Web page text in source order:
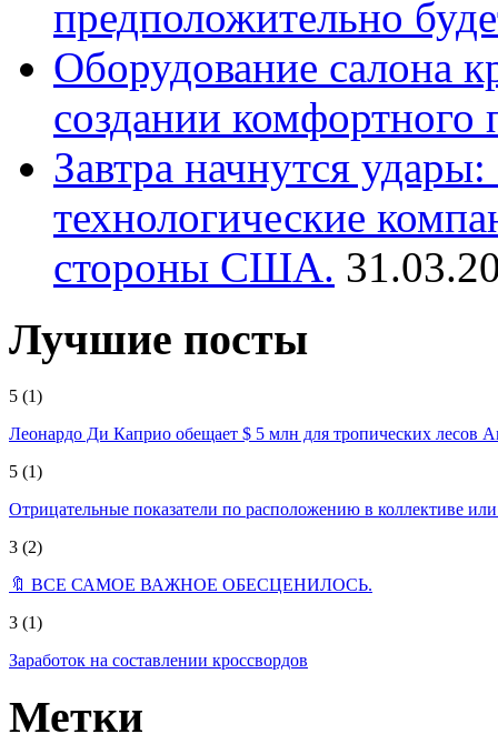
предположительно
Оборудование салона
создании комфортного
Завтра начнутся
технологические
стороны США.
Лучшие посты
5 (1)
Леонардо Ди Каприо обещает $ 5 млн для тропических лесов
5 (1)
Отрицательные показатели по расположению в коллективе
3 (2)
🔖 ВСЕ САМОЕ ВАЖНОЕ ОБЕСЦЕНИЛОСЬ.
3 (1)
Заработок на составлении кроссвордов
Метки